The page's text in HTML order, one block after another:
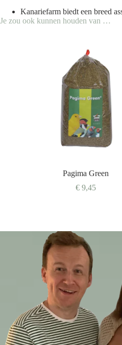
Kanariefarm biedt een breed
Je zou ook kunnen houden van …
Pagima Green
€ 9,45